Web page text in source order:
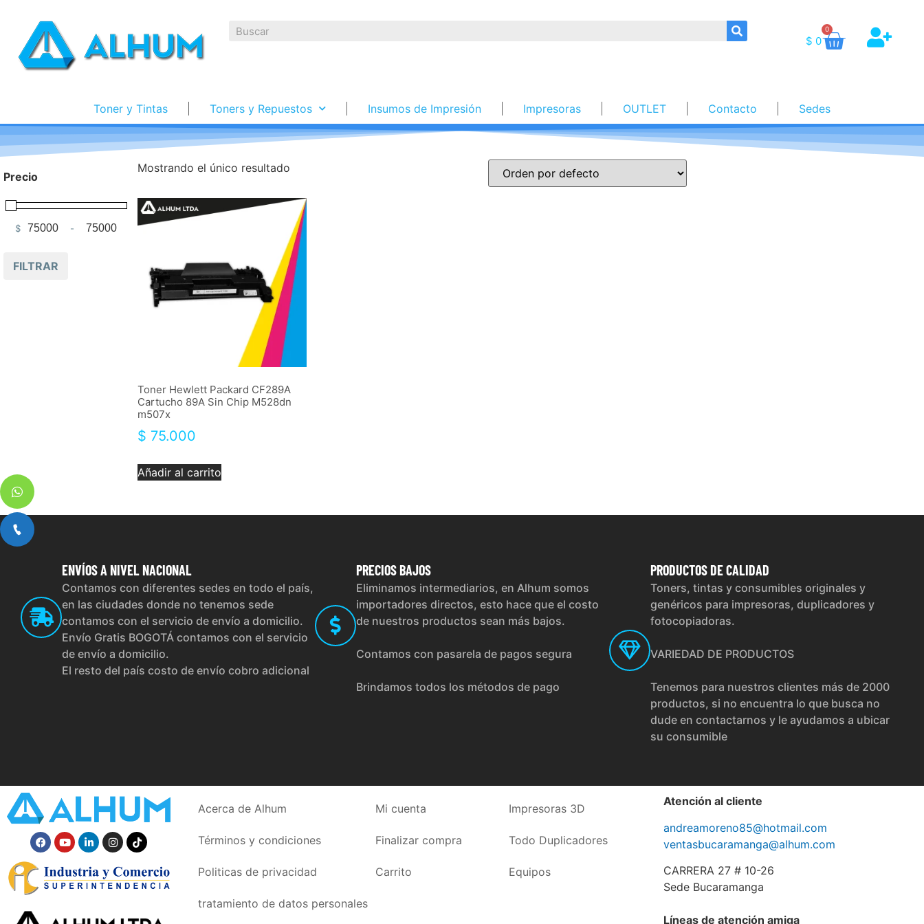
$ 0
0
Toner y Tintas Toners y Repuestos Insumos de Impresión Impresoras OUTLET Contacto Sedes
Precio
$ Minimum Price
-Maximum Price
FILTRAR
Mostrando el único resultado
Toner Hewlett Packard CF289A
Cartucho 89A Sin Chip M528dn
m507x
$ 75.000
Añadir al carrito
ENVÍOSA NIVEL NACIONAL
Contamos con diferentes sedes en todo el país,
en las ciudades donde no tenemos sede
contamos con el servicio de envío a domicilio.
Envío Gratis BOGOTÁ contamos con el servicio
de envío a domicilio.
El resto del país costo de envío cobro adicional
PRECIOSBAJOS
Eliminamos intermediarios, en Alhum somos
importadores directos, esto hace que el costo
de nuestros productos sean más bajos.
Contamos con pasarela de pagos segura
Brindamos todos los métodos de pago
PRODUCTOSDE CALIDAD
Toners, tintas y consumibles originales y
genéricos para impresoras, duplicadores y
fotocopiadoras.
VARIEDAD DE PRODUCTOS
Tenemos para nuestros clientes más de 2000
productos, si no encuentra lo que busca no
dude en contactarnos y le ayudamos a ubicar
su consumible
Acerca de Alhum
Términos y condiciones
Politicas de privacidad
tratamiento de datos personales
Mi cuenta
Finalizar compra
Carrito
Impresoras 3D
Todo Duplicadores
Equipos
Atención al cliente
andreamoreno85@hotmail.com
ventasbucaramanga@alhum.com
CARRERA 27 # 10-26
Sede Bucaramanga
Líneas de atención amiga